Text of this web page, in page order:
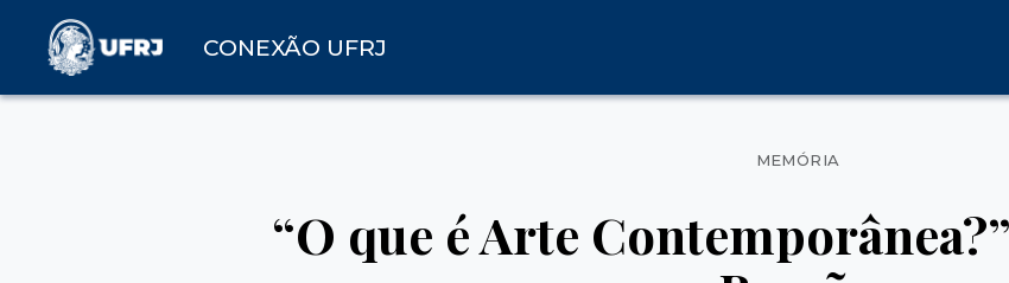
CONEXÃO UFRJ
Categorias
MEMÓRIA
“O que é Arte